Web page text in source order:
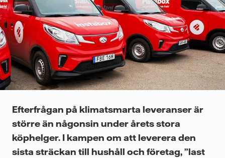
Kundcase
Videor
Vattenfall.se
Efterfrågan på klimatsmarta leveranser är
större än någonsin under årets stora
köphelger. I kampen om att leverera den
sista sträckan till hushåll och företag, ”last